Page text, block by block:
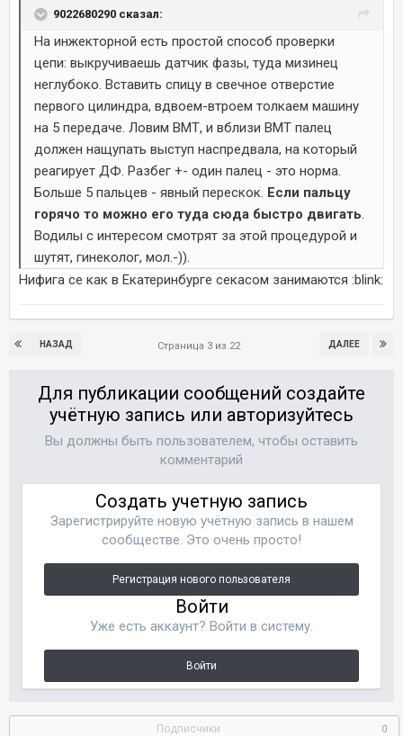
9022680290 сказал:
На инжекторной есть простой способ проверки
цепи: выкручиваешь датчик фазы, туда мизинец
неглубоко. Вставить спицу в свечное отверстие
первого цилиндра, вдвоем-втроем толкаем машину
на 5 передаче. Ловим ВМТ, и вблизи ВМТ палец
должен нащупать выступ наспредвала, на который
реагирует ДФ. Разбег +- один палец - это норма.
Больше 5 пальцев - явный перескок. Если пальцу
горячо то можно его туда сюда быстро двигать
Водилы с интересом смотрят за этой процедурой и
шутят, гинеколог, мол.-)).
Нифига се как в Екатеринбурге секасом занимаются :blink:
НАЗАД ДАЛЕЕ
Страница 3 из 22
Для публикации сообщений создайте
учётную запись или авторизуйтесь
Вы должны быть пользователем, чтобы оставить
комментарий
Создать учетную запись
Зарегистрируйте новую учётную запись в нашем
сообществе. Это очень просто!
Регистрация нового пользователя
Войти
Уже есть аккаунт? Войти в систему.
Войти
Подписчики 0